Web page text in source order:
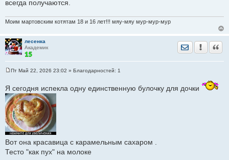
всегда получаются.
Моим мартовским котятам 18 и 16 лет!!! мяу-мяу мур-мур-мур
лесенка
Академик
Отправить
о
б
щ
е
н
и
е
Пт Май 22, 2026 23:02 » Благодарностей: 1
Я сегодня испекла одну единственную булочку для дочки
Вот она красавица с карамельным сахаром .
Тесто "как пух" на молоке